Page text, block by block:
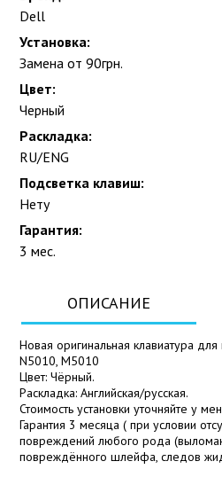
Dell
Установка:
Замена от 90грн.
Цвет:
Черный
Раскладка:
RU/ENG
Подсветка клавиш:
Нету
Гарантия:
3 мес.
ОПИСАНИЕ
Новая оригинальная клавиатура
N5010, M5010
Цвет: Чёрный.
Раскладка: Английская/русская.
Стоимость установки уточняйте у
Гарантия 3 месяца ( при условии
повреждений любого рода
повреждённого шлейфа, следов